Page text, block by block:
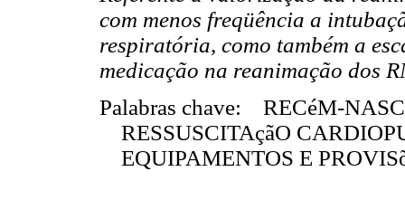
com menos freqüência a
respiratória, como também a
medicação na reanimação dos
Palabras chave: RECéM-
RESSUSCITAçãO
EQUIPAMENTOS E